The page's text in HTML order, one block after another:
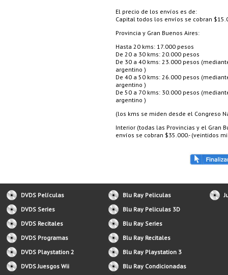
El precio de los envíos es de:
Capital todos los envíos se cobran
Provincia y Gran Buenos Aires:
Hasta 20 kms: 17.000 pesos
De 20 a 30 kms: 20.000 pesos
De 30 a 40 kms: 23.000 pesos
argentino )
De 40 a 50 kms: 26.000 pesos
argentino )
De 50 a 70 kms: 30.000 pesos
argentino )
(los kms se miden desde el Congreso
Interior (todas las Provincias y el Gran
envíos se cobran $35.000.- (veintidos
DVDS Películas
DVDS Series
DVDS Recitales
DVDS Programas
DVDS Playstation 2
DVDS Juesgos Wii
Blu Ray Peliculas
Blu Ray Peliculas 3D
Blu Ray Series
Blu Ray Recitales
Blu Ray Playstation 3
Blu Ray Condicionadas